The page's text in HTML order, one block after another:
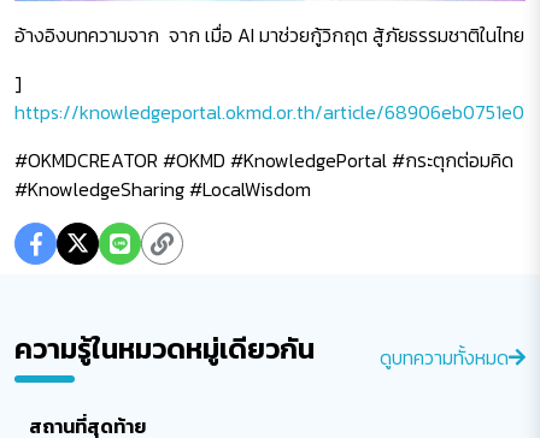
อ้างอิงบทความจาก จาก เมื่อ AI มาช่วยกู้วิกฤต สู้ภัยธรรมชาติในไทย
]
https://knowledgeportal.okmd.or.th/article/68906eb0751e0
#OKMDCREATOR #OKMD #KnowledgePortal #กระตุกต่อมคิด
#KnowledgeSharing #LocalWisdom
ความรู้ในหมวดหมู่เดียวกัน ดูบทความทั้งหมด
สถานที่สุดท้าย